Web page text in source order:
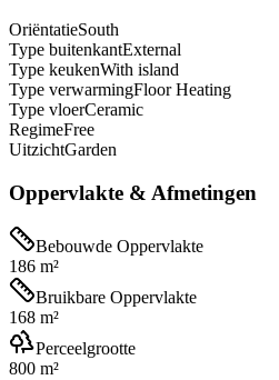
OriëntatieSouth
Type buitenkantExternal
Type keukenWith island
Type verwarmingFloor Heating
Type vloerCeramic
RegimeFree
UitzichtGarden
Oppervlakte & Afmetingen
Bebouwde Oppervlakte
186 m²
Bruikbare Oppervlakte
168 m²
Perceelgrootte
800 m²